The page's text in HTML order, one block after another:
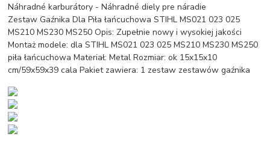
Náhradné karburátory - Náhradné diely pre náradie
Zestaw Gaźnika Dla Piła łańcuchowa STIHL MS021 023 025
MS210 MS230 MS250 Opis: Zupełnie nowy i wysokiej jakości
Montaż modele: dla STIHL MS021 023 025 MS210 MS230 MS250
piła łańcuchowa Materiał: Metal Rozmiar: ok 15x15x10
cm/59x59x39 cala Pakiet zawiera: 1 zestaw zestawów gaźnika